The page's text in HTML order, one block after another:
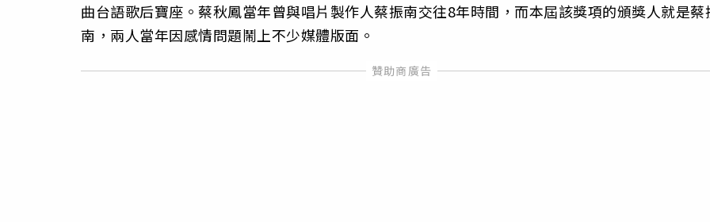
曲台語歌后寶座。蔡秋鳳當年曾與唱片製作人蔡振南交往8年時間，而本屆該獎項的頒獎人就是蔡
南，兩人當年因感情問題鬧上不少媒體版面。